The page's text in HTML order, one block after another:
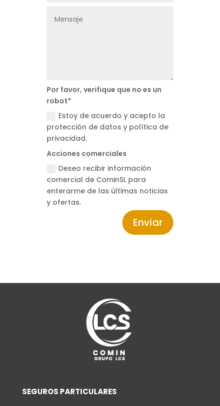
Por favor, verifique que no es un
robot*
Estoy de acuerdo y acepto la
protección de datos y política de
privacidad.
Acciones comerciales
Deseo recibir información
comercial de CominSL para
enterarme de las últimas noticias
y ofertas.
Enviar
SEGUROS PARTICULARES